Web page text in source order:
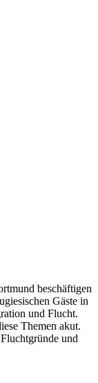
beschäftigen
Gäste in
und Flucht.
Themen akut.
und